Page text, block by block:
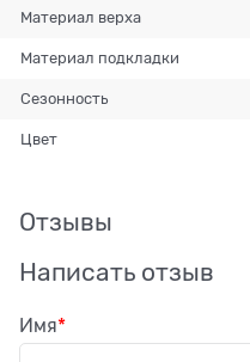
Материал верха
Материал подкладки
Сезонность
Цвет
Отзывы
Написать отзыв
Имя